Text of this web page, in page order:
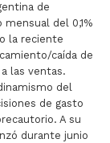
de
del 0,1%
la reciente
caída de
las ventas.
del
de gasto
A su
durante junio